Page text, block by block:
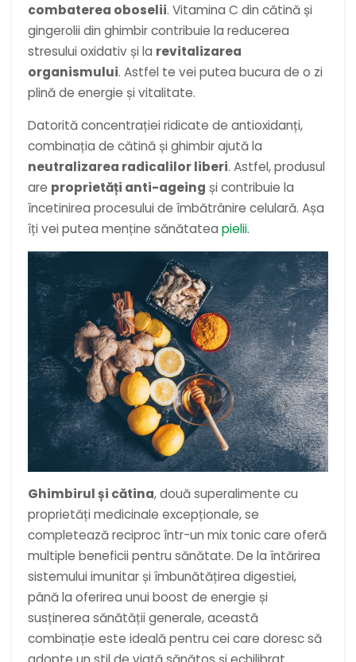
combaterea oboselii. Vitamina C din cătină și
gingerolii din ghimbir contribuie la reducerea
stresului oxidativ și la revitalizarea
organismului. Astfel te vei putea bucura de o zi
plină de energie și vitalitate.
Datorită concentrației ridicate de antioxidanți,
combinația de cătină și ghimbir ajută la
neutralizarea radicalilor liberi. Astfel, produsul
are proprietăți anti-ageing și contribuie la
încetinirea procesului de îmbătrânire celulară. Așa
îți vei putea menține sănătatea pielii.
Ghimbirul și cătina, două superalimente cu
proprietăți medicinale excepționale, se
completează reciproc într-un mix tonic care oferă
multiple beneficii pentru sănătate. De la întărirea
sistemului imunitar și îmbunătățirea digestiei,
până la oferirea unui boost de energie și
susținerea sănătății generale, această
combinație este ideală pentru cei care doresc să